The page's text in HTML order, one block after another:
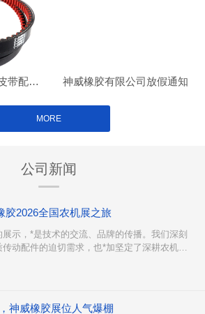
雷沃谷神小麦收割机皮带配套案例 神威橡胶有限公司放假通知
MORE
公司新闻
胶2026全国农机展之旅
示，*是技术的交流、品牌的传播。我们深刻
动配件的迫切需求，也*加坚定了深耕农机传
神威橡胶展位人气爆棚